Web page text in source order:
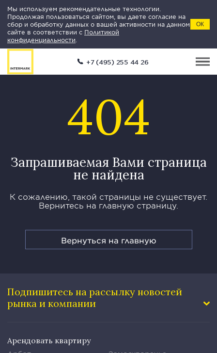
Мы используем рекомендательные технологии.
Продолжая пользоваться сайтом, вы даете согласие на
сбор и обработку данных о вашей активности на данном
сайте в соответствии с Политикой
конфиденциальности
ОК
+7 (495) 255 44 26
404
Запрашиваемая Вами страница
не найдена
К сожалению, такой страницы не существует.
Вернитесь на главную страницу.
Вернуться на главную
Подпишитесь на рассылку новостей
рынка и компании
Арендовать квартиру